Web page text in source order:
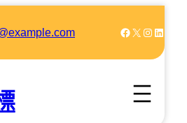
Facebook X Instagram LinkedIn